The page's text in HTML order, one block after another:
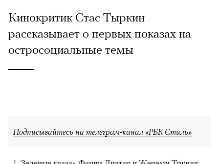
Кинокритик Стас Тыркин
рассказывает о первых показах на
остросоциальные темы
Подписывайтесь на телеграм-канал «РБК Стиль»